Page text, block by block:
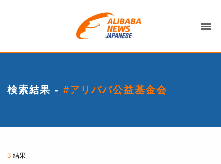
検索結果 - #アリババ公益基金会
3結果